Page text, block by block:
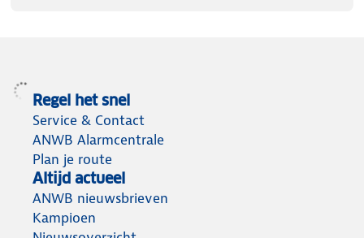
Regel het snel
Service & Contact
ANWB Alarmcentrale
Plan je route
Altijd actueel
ANWB nieuwsbrieven
Kampioen